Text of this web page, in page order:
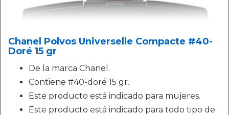
Chanel Polvos Universelle Compacte #40-
Doré 15 gr
De la marca Chanel.
Contiene #40-doré 15 gr.
Este producto está indicado para mujeres.
Este producto está indicado para todo tipo de